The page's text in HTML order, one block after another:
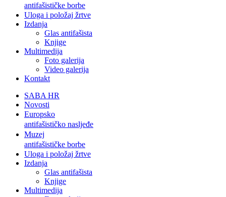
antifašističke borbe
Uloga i položaj žrtve
Izdanja
Glas antifašista
Knjige
Multimedija
Foto galerija
Video galerija
Kontakt
SABA HR
Novosti
Europsko
antifašističko nasljeđe
Muzej
antifašističke borbe
Uloga i položaj žrtve
Izdanja
Glas antifašista
Knjige
Multimedija